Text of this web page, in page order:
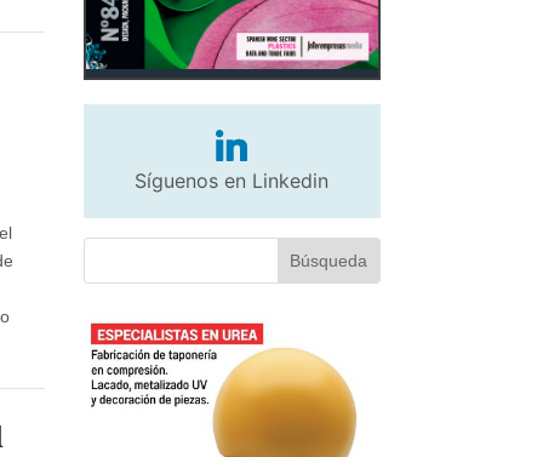
Síguenos en Linkedin